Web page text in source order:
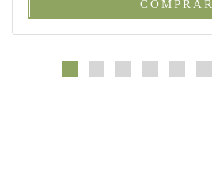
COMPRAR